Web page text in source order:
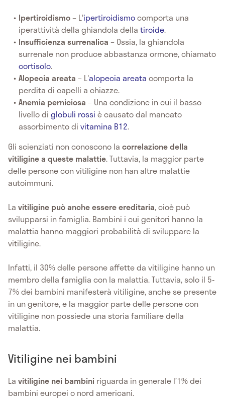
Ipertiroidismo– L'ipertiroidismocomporta una
iperattività della ghiandola dellatiroide.
Insufficienza surrenalica– Ossia, la ghiandola
surrenale non produce abbastanza ormone, chiamato
cortisolo.
Alopecia areata – L'alopecia areata comporta la
perdita di capelli a chiazze.
Anemia perniciosa– Una condizione in cui il basso
livello diglobuli rossi è causato dal mancato
assorbimento divitamina B12.
Gli scienziati non conoscono la correlazione della
vitiligine a queste malattie. Tuttavia, la maggior parte
delle persone con vitiligine non han altre malattie
autoimmuni.
La vitiligine può anche essere ereditaria, cioè può
svilupparsi in famiglia. Bambini i cui genitori hanno la
malattia hanno maggiori probabilità di sviluppare la
vitiligine.
Infatti, il 30% delle persone affette da vitiligine hanno un
membro della famiglia con la malattia. Tuttavia, solo il 5-
7% dei bambini manifesterà vitiligine, anche se presente
in un genitore, e la maggior parte delle persone con
vitiligine non possiede una storia familiare della
malattia.
Vitiligine nei bambini
La vitiligine nei bambini riguarda in generale l’1% dei
bambini europei o nord americani.